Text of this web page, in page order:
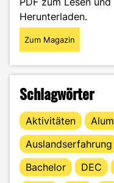
Herunterladen.
Zum Magazin
Schlagwörter
Aktivitäten
Auslandserfahrung
Bachelor
DEC